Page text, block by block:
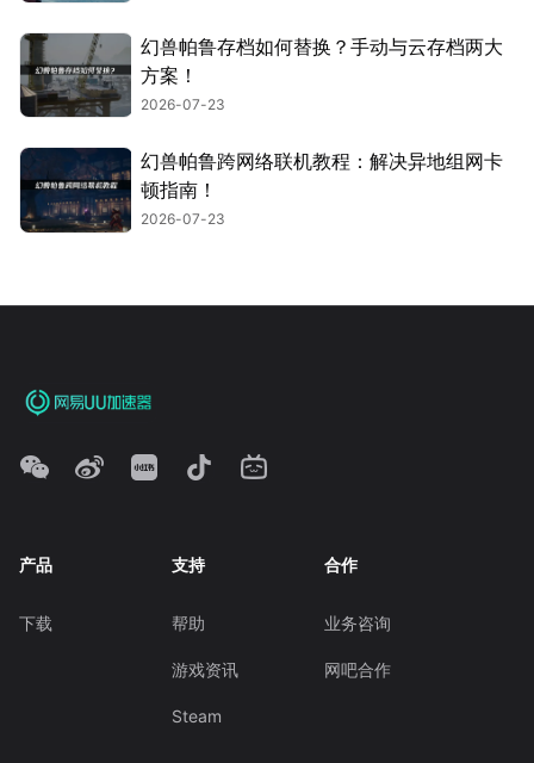
幻兽帕鲁存档如何替换？手动与云存档两大
方案！
2026-07-23
幻兽帕鲁跨网络联机教程：解决异地组网卡
顿指南！
2026-07-23
产品
下载
支持
帮助
游戏资讯
Steam
合作
业务咨询
网吧合作